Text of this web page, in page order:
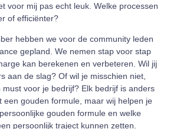
voor mij pas echt leuk. Welke processen
of efficiënter?
hebben we voor de community leden
gepland. We nemen stap voor stap
kan berekenen en verbeteren. Wil jij
aan de slag? Of wil je misschien niet,
must voor je bedrijf? Elk bedrijf is anders
een gouden formule, maar wij helpen je
gouden formule en welke
persoonlijk traject kunnen zetten.